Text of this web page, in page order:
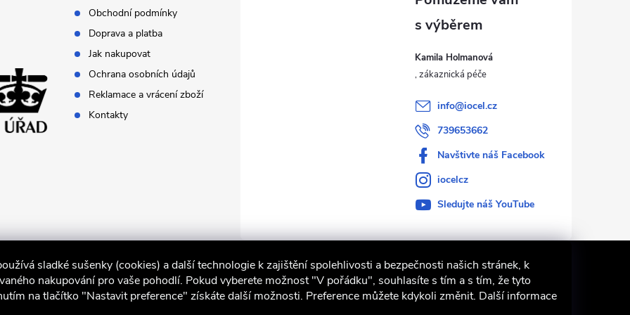
sladké sušenky (cookies) a další technologie k zajištění spolehlivosti a bezpečnosti našich stránek, k
nakupování pro vaše pohodlí. Pokud vyberete možnost "V pořádku", souhlasíte s tím a s tím, že tyto
na tlačítko "Nastavit preference" získáte další možnosti. Preference můžete kdykoli změnit. Další informace
Obchodní podmínky
Doprava a platba
Jak nakupovat
Ochrana osobních údajů
Reklamace a vrácení zboží
Kontakty
Kamila Holmanová
info@iocel.cz
739653662
Navštivte náš Facebook
iocelcz
Sledujte náš YouTube
iocel.cz Obchodní podmínky Ochrana osobních údajů